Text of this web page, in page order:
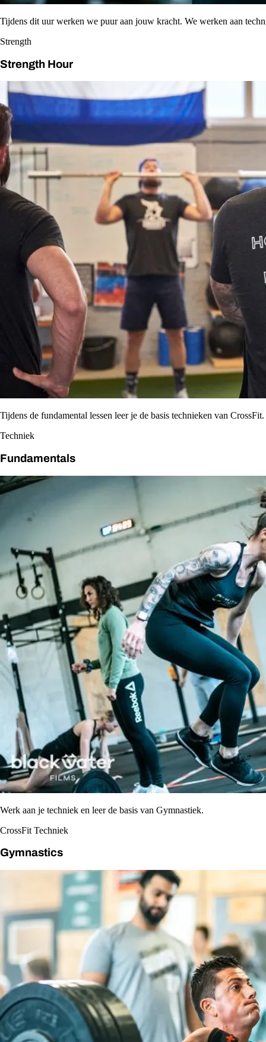
Tijdens dit uur werken we puur aan jouw kracht. We werken aan
Strength
Strength Hour
Tijdens de fundamental lessen leer je de basis technieken van CrossFit.
Techniek
Fundamentals
Werk aan je techniek en leer de basis van Gymnastiek.
CrossFit Techniek
Gymnastics